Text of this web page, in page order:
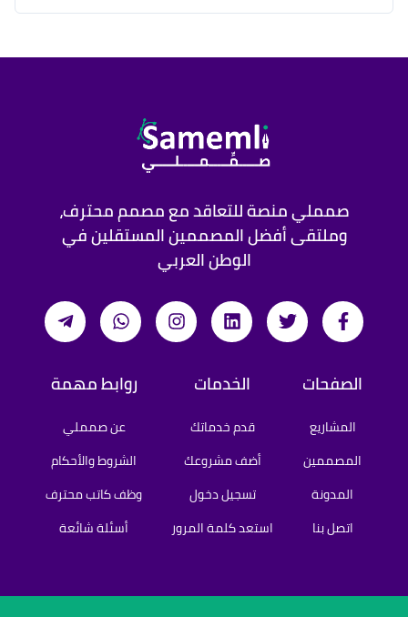
صمملي منصة للتعاقد مع مصمم محترف،
وملتقى أفضل المصممين المستقلين في
الوطن العربي
الصفحات
المشاريع
المصممين
المدونة
اتصل بنا
الخدمات
قدم خدماتك
أضف مشروعك
تسجيل دخول
استعد كلمة المرور
روابط مهمة
عن صمملي
الشروط والأحكام
وظف كاتب محترف
أسئلة شائعة